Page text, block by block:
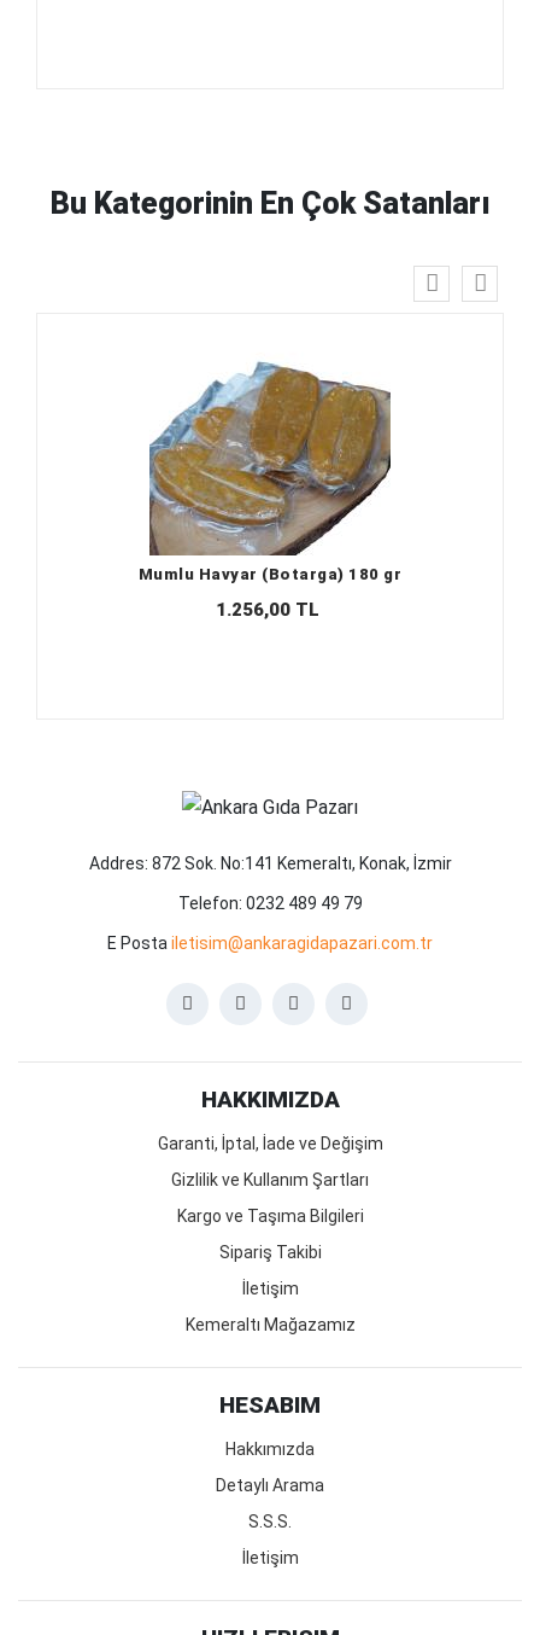
Bu Kategorinin En Çok Satanları
Mumlu Havyar (Botarga) 180 gr
1.256,00 TL
Addres: 872 Sok. No:141 Kemeraltı, Konak, İzmir
Telefon: 0232 489 49 79
E Posta iletisim@ankaragidapazari.com.tr
HAKKIMIZDA
Garanti, İptal, İade ve Değişim
Gizlilik ve Kullanım Şartları
Kargo ve Taşıma Bilgileri
Sipariş Takibi
İletişim
Kemeraltı Mağazamız
HESABIM
Hakkımızda
Detaylı Arama
S.S.S.
İletişim